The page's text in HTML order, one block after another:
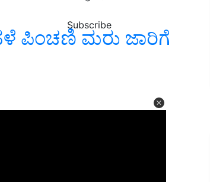
Subscribe
ಪಿಂಚಣಿ ಮರು ಜಾರಿಗೆ